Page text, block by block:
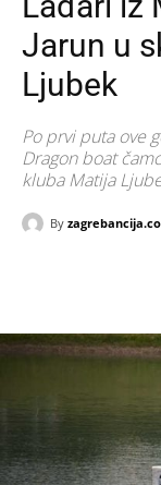
Jarun u
Ljubek
Po prvi puta ove
Dragon boat
kluba Matija
By